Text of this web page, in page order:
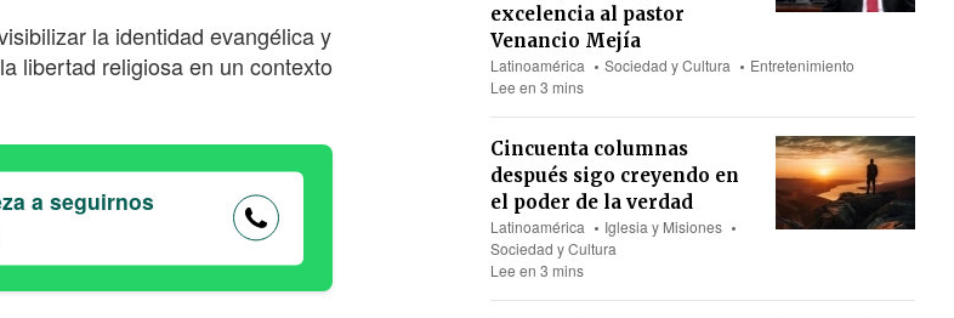
la identidad evangélica y
libertad religiosa en un contexto
a seguirnos
excelencia al pastor
Venancio Mejía
Latinoamérica Sociedad y Cultura
Entretenimiento
Lee en 3 mins
Cincuenta columnas
después sigo creyendo en
el poder de la verdad
Latinoamérica
Iglesia y Misiones
Sociedad y Cultura
Lee en 3 mins